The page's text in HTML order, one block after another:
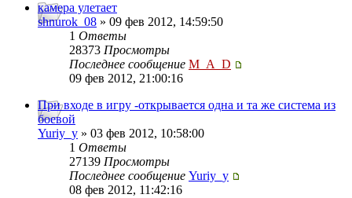
камера улетает
shnurok_08 » 09 фев 2012, 14:59:50
1 Ответы
28373 Просмотры
Последнее сообщение M_A_D
09 фев 2012, 21:00:16
При входе в игру -открывается одна и та же система из
боевой
Yuriy_y » 03 фев 2012, 10:58:00
1 Ответы
27139 Просмотры
Последнее сообщение Yuriy_y
08 фев 2012, 11:42:16